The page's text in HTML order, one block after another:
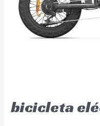
bicicleta